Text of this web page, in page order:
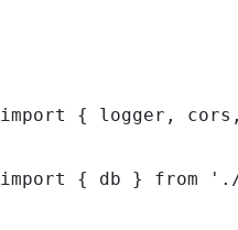
import { logger,
import { db } from './